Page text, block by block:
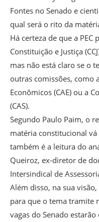
Fontes no Senado e
qual será o rito da
Há certeza de que a PEC
Constituição e Justiça
mas não está claro se o
outras comissões, como
Econômicos (CAE) ou a
(CAS).
Segundo Paulo Paim, o
matéria constitucional vá
também é a leitura do
Queiroz, ex-diretor de
Intersindical de
Além disso, na sua
para que o tema tramite
vagas do Senado